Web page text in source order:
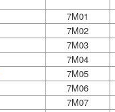
7M01
7M02
7M03
7M04
7M05
7M06
7M07